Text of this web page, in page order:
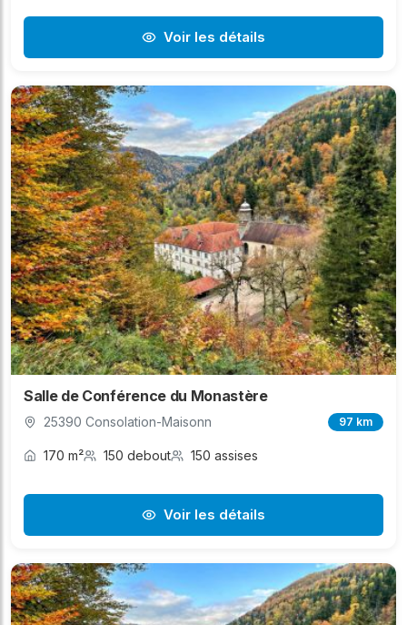
Voir les détails
Salle de Conférence du Monastère
25390 Consolation-Maisonn 97 km
170 m² 150 debout 150 assises
Voir les détails